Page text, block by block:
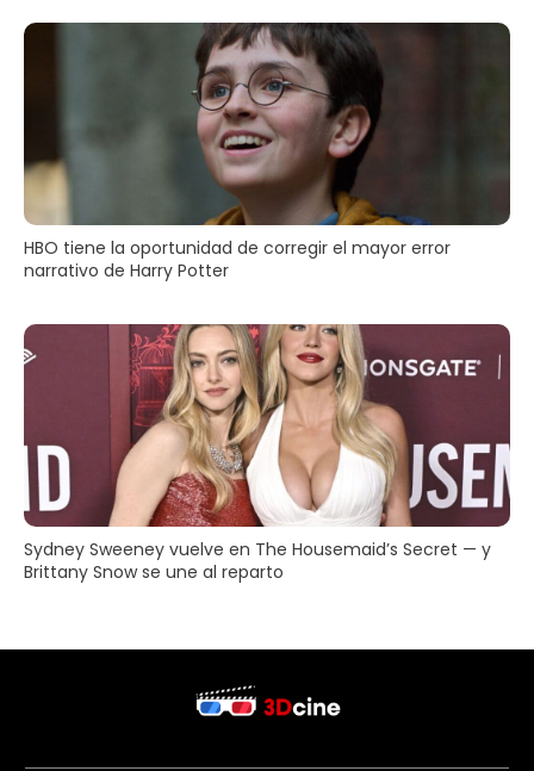
HBO tiene la oportunidad de corregir el mayor error
narrativo de Harry Potter
Sydney Sweeney vuelve en The Housemaid’s Secret — y
Brittany Snow se une al reparto